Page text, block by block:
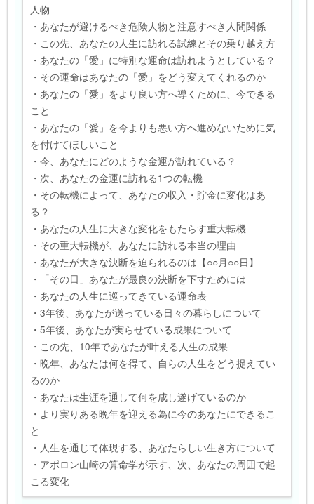
人物
・あなたが避けるべき危険人物と注意すべき人間関係
・この先、あなたの人生に訪れる試練とその乗り越え方
・あなたの「愛」に特別な運命は訪れようとしている？
・その運命はあなたの「愛」をどう変えてくれるのか
・あなたの「愛」をより良い方へ導くために、今できる
こと
・あなたの「愛」を今よりも悪い方へ進めないために気
を付けてほしいこと
・今、あなたにどのような金運が訪れている？
・次、あなたの金運に訪れる1つの転機
・その転機によって、あなたの収入・貯金に変化はあ
る？
・あなたの人生に大きな変化をもたらす重大転機
・その重大転機が、あなたに訪れる本当の理由
・あなたが大きな決断を迫られるのは【○○月○○日】
・「その日」あなたが最良の決断を下すためには
・あなたの人生に巡ってきている運命表
・3年後、あなたが送っている日々の暮らしについて
・5年後、あなたが実らせている成果について
・この先、10年であなたが叶える人生の成果
・晩年、あなたは何を得て、自らの人生をどう捉えてい
るのか
・あなたは生涯を通して何を成し遂げているのか
・より実りある晩年を迎える為に今のあなたにできるこ
と
・人生を通じて体現する、あなたらしい生き方について
・アポロン山崎の算命学が示す、次、あなたの周囲で起
こる変化